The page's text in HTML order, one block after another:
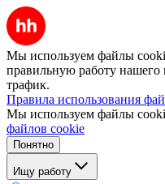
Мы используем файлы
правильную работу нашего
трафик.
Правила использования
Мы используем файлы
файлов cookie
Понятно
Ищу работу